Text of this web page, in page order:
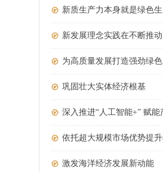
新质生产力本身就是绿色
新发展理念实践在不断推
为高质量发展打造强劲绿
巩固壮大实体经济根基
深入推进“人工智能+” 赋
依托超大规模市场优势提
激发海洋经济发展新动能